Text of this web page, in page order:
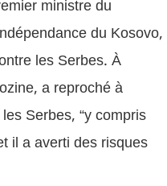
du Kosovo,
les Serbes. À
a reproché à
Serbes, “y compris
il a averti des risques